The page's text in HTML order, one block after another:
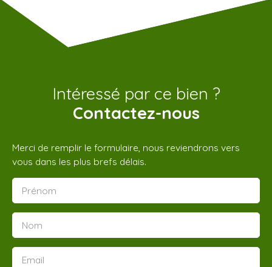
Intéressé par ce bien ?
Contactez-nous
Merci de remplir le formulaire, nous reviendrons vers
vous dans les plus brefs délais.
Prénom
Nom
Email